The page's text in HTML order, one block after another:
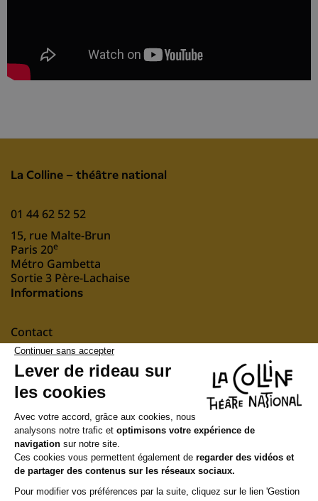
La Colline – théâtre national
01 44 62 52 52
15, rue Malte-Brun
Paris 20e
Métro Gambetta
Sortie 3 Père-Lachaise
Informations
Contact
Mentions légales
nous soutenir
Suivez-nous
Newsletter